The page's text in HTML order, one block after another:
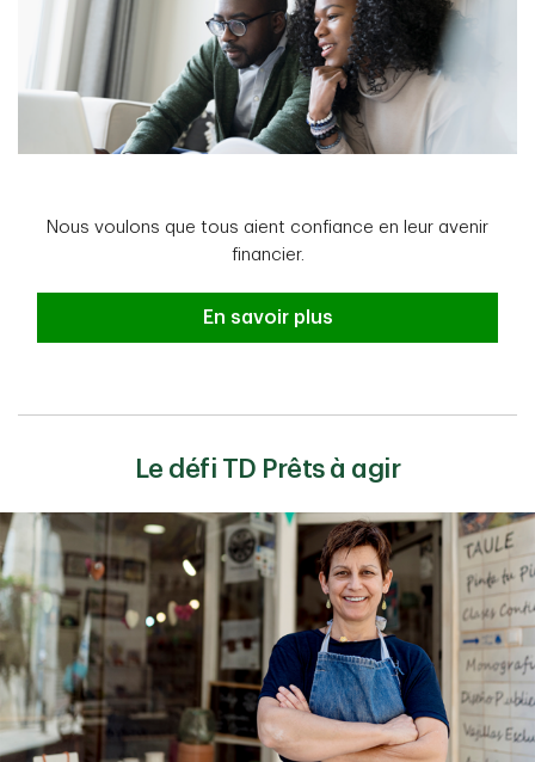
Nous voulons que tous aient confiance en leur avenir
financier.
Sécurité financière En savoir plus
En savoir plus
Le défi TD Prêts à agir